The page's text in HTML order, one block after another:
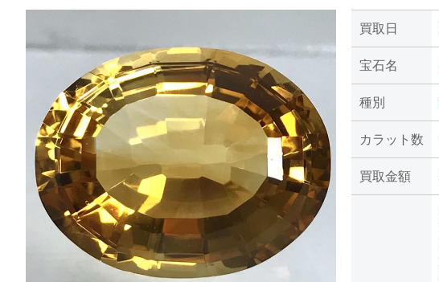
買取日
宝石名
種別
カラット数
買取金額